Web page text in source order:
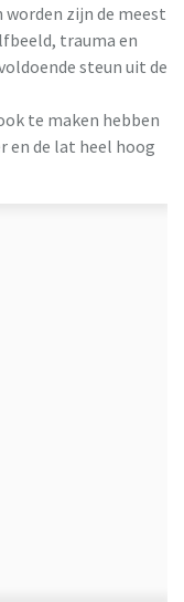
worden zijn de meest
trauma en
steun uit de
te maken hebben
en de lat heel hoog